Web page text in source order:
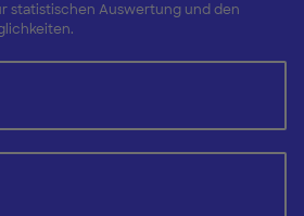
statistischen Auswertung und den